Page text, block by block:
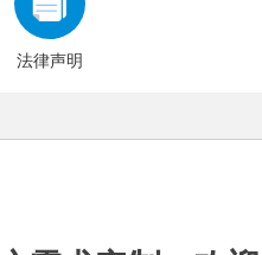
法律声明